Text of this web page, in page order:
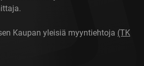
Kaupan yleisiä myyntiehtoja (TK